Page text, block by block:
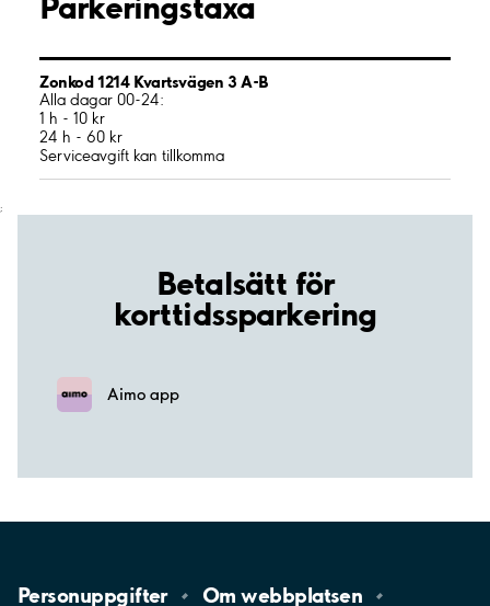
Zonkod 1214 Kvartsvägen 3 A-B
Alla dagar 00-24:
1 h - 10 kr
24 h - 60 kr
Serviceavgift kan tillkomma
;
Betalsätt för
korttidssparkering
Aimo app
Personuppgifter Omwebbplatsen